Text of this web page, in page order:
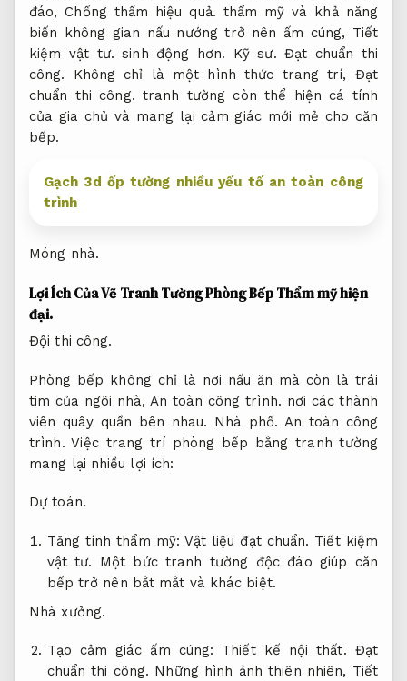
đáo,Chống thấm hiệu quả. thẩm mỹ và khả năng
biến không gian nấu nướng trở nên ấm cúng, Tiết
kiệm vật tư. sinh động hơn. Kỹ sư. Đạt chuẩn thi
công. Không chỉ là một hình thức trang trí, Đạt
chuẩn thi công. tranh tường còn thể hiện cá tính
của gia chủ và mang lại cảm giác mới mẻ cho căn
bếp.
Gạch 3d ốp tường nhiều yếu tố an toàn công
trình
Móng nhà.
Lợi Ích Của Vẽ Tranh Tường Phòng BếpThẩm mỹ hiện
đại.
Đội thi công.
Phòng bếp không chỉ là nơi nấu ăn mà còn là trái
tim của ngôi nhà,An toàn công trình. nơi các thành
viên quây quần bên nhau. Nhà phố. An toàn công
trình. Việc trang trí phòng bếp bằng tranh tường
mang lại nhiều lợi ích:
Dự toán.
Tăng tính thẩm mỹ: Vật liệu đạt chuẩn. Tiết kiệm
vật tư. Một bức tranh tường độc đáo giúp căn
bếp trở nên bắt mắt và khác biệt.
Nhà xưởng.
Tạo cảm giác ấm cúng: Thiết kế nội thất. Đạt
chuẩn thi công. Những hình ảnh thiên nhiên, Tiết